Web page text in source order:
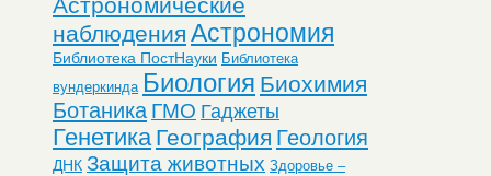
наблюдения Астрономия
Библиотека ПостНауки Библиотека
вундеркинда Биология Биохимия
Ботаника ГМО Гаджеты
Генетика География Геология
ДНК Защита животных Здоровье –